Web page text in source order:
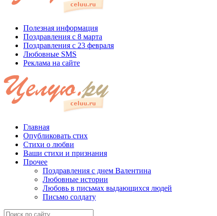
Полезная информация
Поздравления с 8 марта
Поздравления с 23 февраля
Любовные SMS
Реклама на сайте
Главная
Опубликовать стих
Стихи о любви
Ваши стихи и признания
Прочее
Поздравления с днем Валентина
Любовные истории
Любовь в письмах выдающихся людей
Письмо солдату